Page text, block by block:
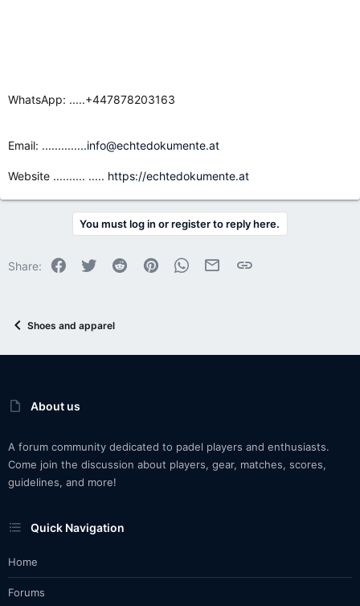
WhatsApp: .....+447878203163
Email: ..............info@echtedokumente.at
Website .......... ..... https://echtedokumente.at
You must log in or register to reply here.
Share: Facebook
Twitter Reddit PinterestWhatsApp
Email Link
Shoes and apparel
About us
A forum community dedicated to padel players and enthusiasts.
Come join the discussion about players, gear, matches, scores,
guidelines, and more!
Quick Navigation
Home
Forums